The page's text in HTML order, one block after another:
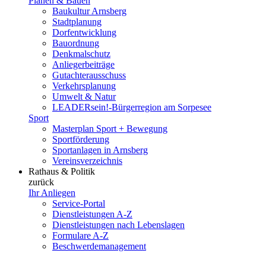
Baukultur Arnsberg
Stadtplanung
Dorfentwicklung
Bauordnung
Denkmalschutz
Anliegerbeiträge
Gutachterausschuss
Verkehrsplanung
Umwelt & Natur
LEADERsein!-Bürgerregion am Sorpesee
Sport
Masterplan Sport + Bewegung
Sportförderung
Sportanlagen in Arnsberg
Vereinsverzeichnis
Rathaus & Politik
zurück
Ihr Anliegen
Service-Portal
Dienstleistungen A-Z
Dienstleistungen nach Lebenslagen
Formulare A-Z
Beschwerdemanagement